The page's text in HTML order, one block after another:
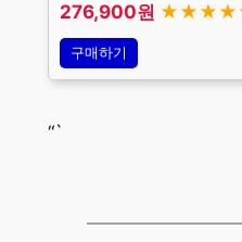
276,900원
구매하기
“`